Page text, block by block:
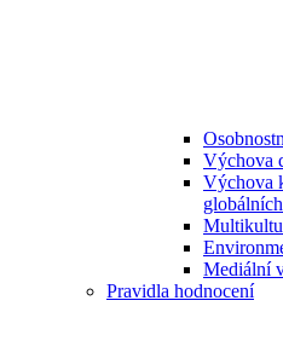
Výchova
Výchova
Mediální
Pravidla hodnocení